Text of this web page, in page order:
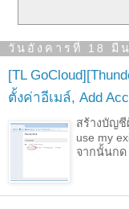
วันอังคารที่ 18 มี
[TL
ตั้งค่าอีเมล์, Add
สร้างบัญชี
use my
จากนั้นกด